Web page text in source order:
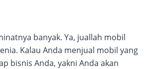
banyak. Ya, juallah mobil
Kalau Anda menjual mobil yang
bisnis Anda, yakni Anda akan